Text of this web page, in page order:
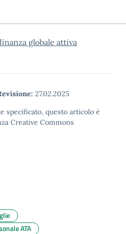
globale attiva
27.02.2025
specificato, questo articolo è
Creative Commons
ATA